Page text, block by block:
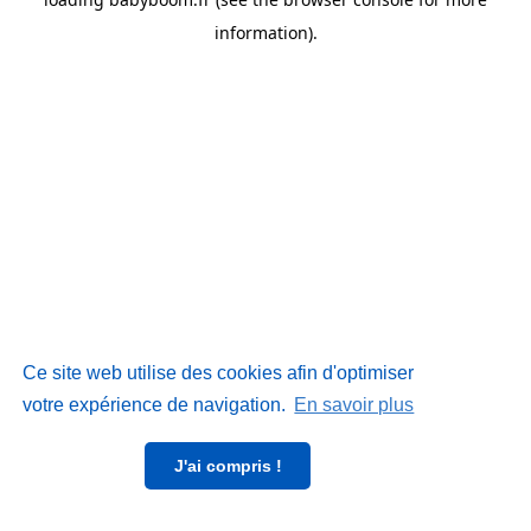
Ce site web utilise des cookies afin d'optimiser
votre expérience de navigation. En savoir plus
J'ai compris !
information).